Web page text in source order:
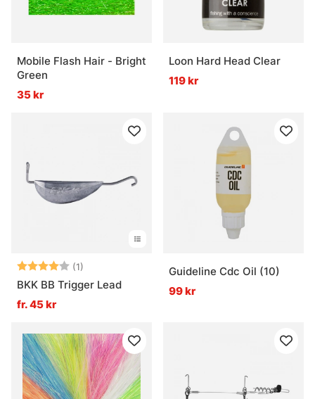
Mobile Flash Hair - Bright
Green
35 kr
Loon Hard Head Clear
119 kr
Betyg: (1)
4.0 utav 5 stjärnor
BKK BB Trigger Lead
fr. 45 kr
Guideline Cdc Oil (10)
99 kr